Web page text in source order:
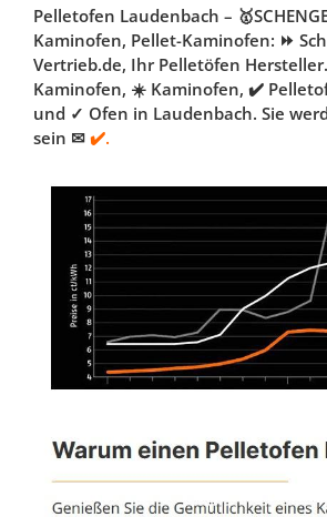
Pelletofen Laudenbach –
Kaminofen, Pellet-Kaminofen: ⏩
Vertrieb.de, Ihr Pelletöfen
Kaminofen, ☀️ Kaminofen, ✔️
und ✓ Ofen in Laudenbach. Sie
sein ✉ ✔️.